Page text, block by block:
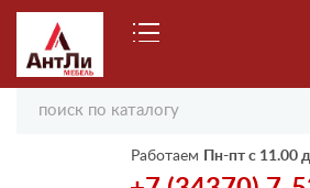
Работаем Пн-пт с 11.00